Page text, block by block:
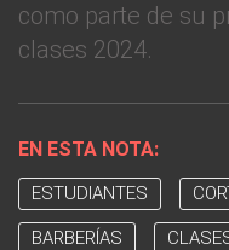
como parte de su
clases 2024.
EN ESTA NOTA:
ESTUDIANTES
BARBERÍAS